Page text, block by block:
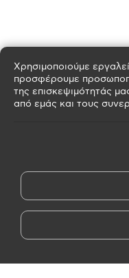
Χρησιμοποιούμε
προσφέρουμε
της επισκεψιμότητάς
από εμάς και τους